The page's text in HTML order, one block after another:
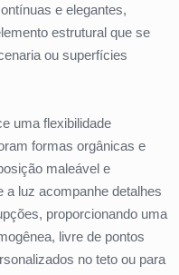
e elegantes,
estrutural que se
ou superfícies
uma flexibilidade
formas orgânicas e
maleável e
a luz acompanhe detalhes
proporcionando uma
livre de pontos
no teto ou para